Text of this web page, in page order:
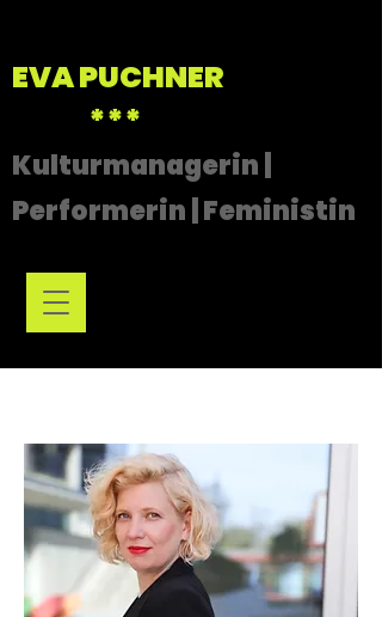
EVA PUCHNER
***
Kulturmanagerin |
Performerin | Feministin